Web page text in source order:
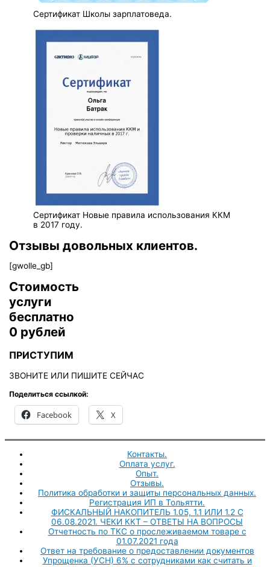
Сертификат Школы зарплатоведа.
Сертификат Новые правила использования ККМ
в 2017 году.
Отзывы довольных клиентов.
[gwolle_gb]
Стоимость
услуги
бесплатно
0 рублей
ПРИСТУПИМ
ЗВОНИТЕ ИЛИ ПИШИТЕ СЕЙЧАС
Поделиться ссылкой:
Facebook X
Контакты.
Оплата услуг.
Опыт.
Отзывы.
Политика обработки и защиты персональных данных.
Регистрация ИП в Тольятти.
ФИСКАЛЬНЫЙ НАКОПИТЕЛЬ 1.05, 1.1 ИЛИ 1.2 С
06.08.2021. ЧЕКИ ККТ – ОТВЕТЫ НА ВОПРОСЫ
Отчетность по ТКС о прослеживаемом товаре с
01.07.2021 года
Ответ на требование о предоставлении документов
Упрощенка (УСН) 6% с сотрудниками как считать и